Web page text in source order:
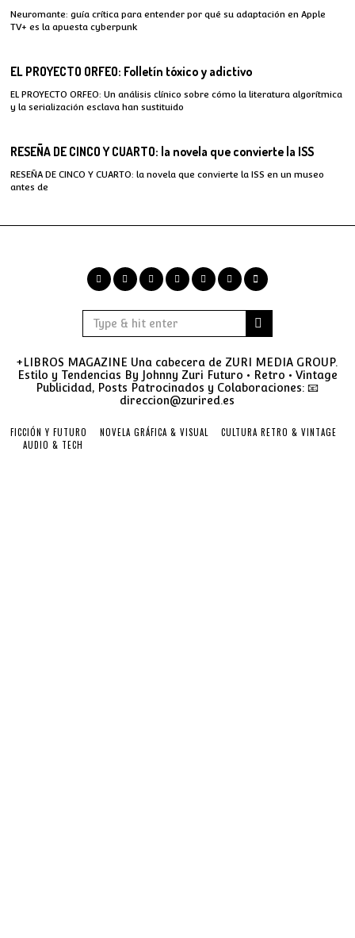
Neuromante: guía crítica para entender por qué su adaptación en Apple
TV+ es la apuesta cyberpunk
EL PROYECTO ORFEO: Folletín tóxico y adictivo
EL PROYECTO ORFEO: Un análisis clínico sobre cómo la literatura algorítmica
y la serialización esclava han sustituido
RESEÑA DE CINCO Y CUARTO: la novela que convierte la ISS
RESEÑA DE CINCO Y CUARTO: la novela que convierte la ISS en un museo
antes de
+LIBROS MAGAZINE Una cabecera de ZURI MEDIA GROUP.
Estilo y Tendencias By Johnny Zuri Futuro • Retro • Vintage
Publicidad, Posts Patrocinados y Colaboraciones: 📧
direccion@zurired.es
FICCIÓN Y FUTURO NOVELA GRÁFICA & VISUAL
CULTURA RETRO & VINTAGE
AUDIO & TECH